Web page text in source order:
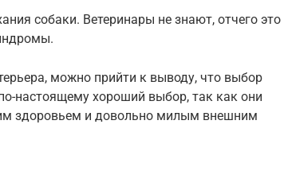
собаки. Ветеринары не знают, отчего это
можно прийти к выводу, что выбор
настоящему хороший выбор, так как они
здоровьем и довольно милым внешним